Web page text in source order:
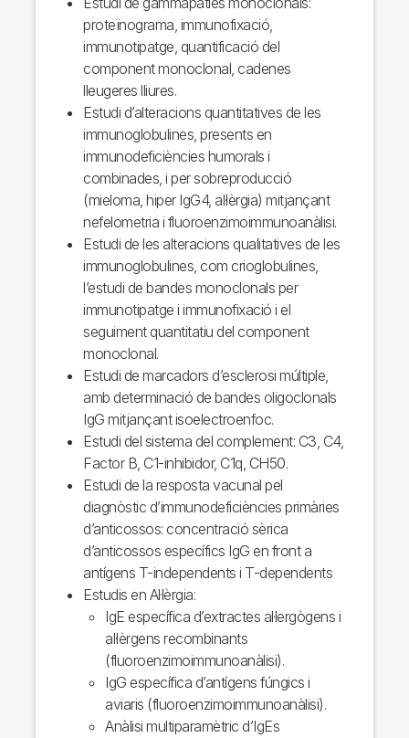
proteïnograma, immunofixació,
immunotipatge, quantificació del
component monoclonal, cadenes
lleugeres lliures.
Estudi d’alteracions quantitatives de les
immunoglobulines, presents en
immunodeficiències humorals i
combinades, i per sobreproducció
(mieloma, hiper IgG4, al·lèrgia) mitjançant
nefelometria i fluoroenzimoimmunoanàlisi.
Estudi de les alteracions qualitatives de les
immunoglobulines, com crioglobulines,
l’estudi de bandes monoclonals per
immunotipatge i immunofixació i el
seguiment quantitatiu del component
monoclonal.
Estudi de marcadors d’esclerosi múltiple,
amb determinació de bandes oligoclonals
IgG mitjançant isoelectroenfoc.
Estudi del sistema del complement: C3, C4,
Factor B, C1-inhibidor, C1q, CH50.
Estudi de la resposta vacunal pel
diagnòstic d’immunodeficiències primàries
d’anticossos: concentració sèrica
d’anticossos específics IgG en front a
antígens T-independents i T-dependents
Estudis en Al·lèrgia:
IgE específica d’extractes al·lergògens i
al·lèrgens recombinants
(fluoroenzimoimmunoanàlisi).
IgG específica d’antígens fúngics i
aviaris (fluoroenzimoimmunoanàlisi).
Anàlisi multiparamètric d’IgEs